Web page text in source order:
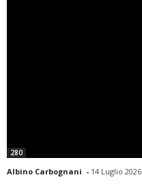
280
Albino Carbognani - 14 Luglio 2026